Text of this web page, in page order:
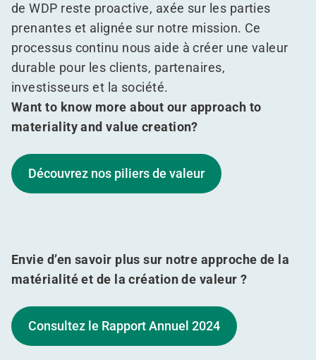
de WDP reste proactive, axée sur les parties
prenantes et alignée sur notre mission. Ce
processus continu nous aide à créer une valeur
durable pour les clients, partenaires,
investisseurs et la société.
Want to know more about our approach to
materiality and value creation?
Découvrez nos piliers de valeur
Envie d’en savoir plus sur notre approche de la
matérialité et de la création de valeur ?
Consultez le Rapport Annuel 2024